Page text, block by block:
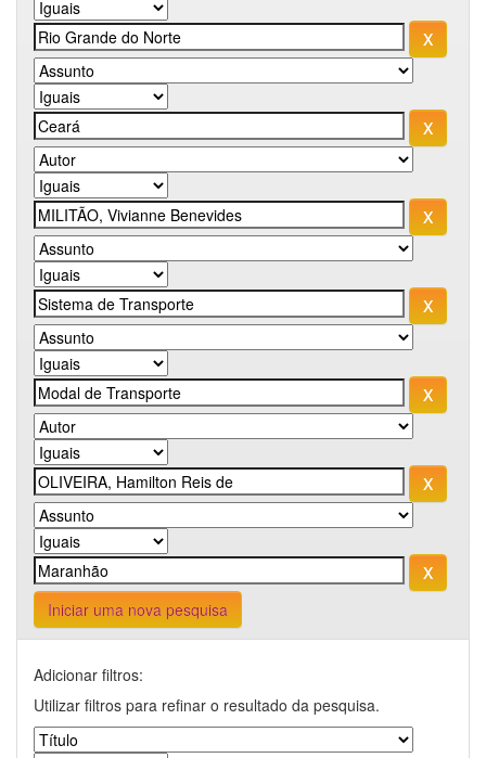
Iniciar uma nova pesquisa
Adicionar filtros:
Utilizar filtros para refinar o resultado da pesquisa.